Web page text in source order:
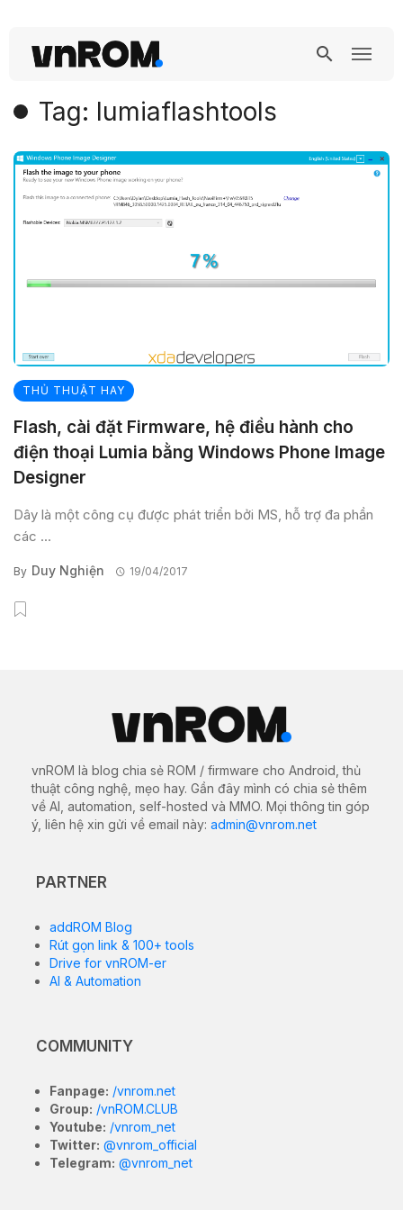
Tag: lumiaflashtools
THỦ THUẬT HAY
Flash, cài đặt Firmware, hệ điều hành cho
điện thoại Lumia bằng Windows Phone Image
Designer
Dây là một công cụ được phát triển bởi MS, hỗ trợ đa phần
các ...
By Duy Nghiện 19/04/2017
vnROM là blog chia sẻ ROM / firmware cho Android, thủ
thuật công nghệ, mẹo hay. Gần đây mình có chia sẻ thêm
về AI, automation, self-hosted và MMO. Mọi thông tin góp
ý, liên hệ xin gửi về email này: admin@vnrom.net
PARTNER
addROM Blog
Rút gọn link & 100+ tools
Drive for vnROM-er
AI & Automation
COMMUNITY
Fanpage: /vnrom.net
Group: /vnROM.CLUB
Youtube: /vnrom_net
Twitter: @vnrom_official
Telegram: @vnrom_net